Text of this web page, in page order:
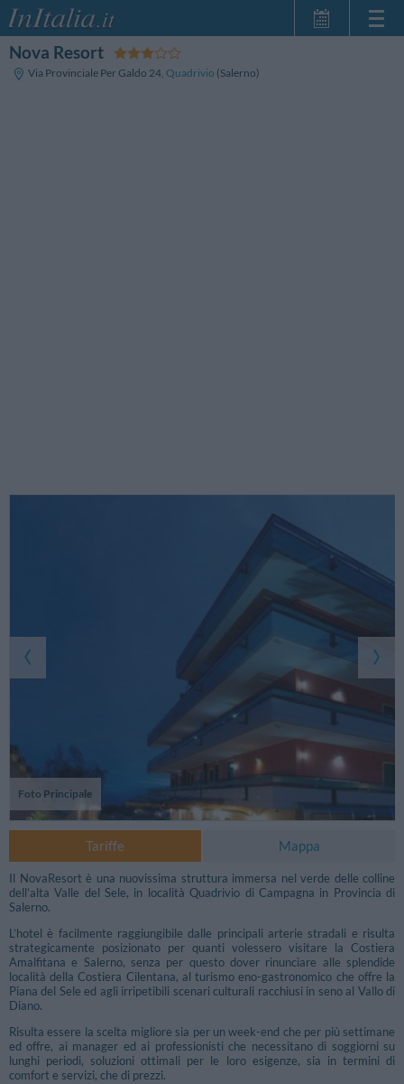
Nova Resort
Via Provinciale Per Galdo 24, Quadrivio (Salerno)
Foto Principale
Tariffe Mappa
Il NovaResort è una nuovissima struttura immersa nel verde delle colline
dell’alta Valle del Sele, in località Quadrivio di Campagna in Provincia di
Salerno.
L’hotel è facilmente raggiungibile dalle principali arterie stradali e risulta
strategicamente posizionato per quanti volessero visitare la Costiera
Amalfitana e Salerno, senza per questo dover rinunciare alle splendide
località della Costiera Cilentana, al turismo eno-gastronomico che offre la
Piana del Sele ed agli irripetibili scenari culturali racchiusi in seno al Vallo di
Diano.
Risulta essere la scelta migliore sia per un week-end che per più settimane
ed offre, ai manager ed ai professionisti che necessitano di soggiorni su
lunghi periodi, soluzioni ottimali per le loro esigenze, sia in termini di
comfort e servizi, che di prezzi.